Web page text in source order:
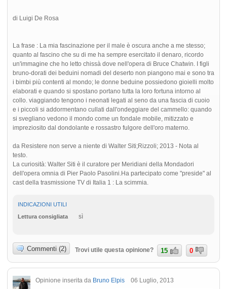
di Luigi De Rosa
La frase : La mia fascinazione per il male è oscura anche a me stesso;
quanto al fascino che su di me ha sempre esercitato il denaro, ricordo
un'immagine che ho letto chissà dove nell'opera di Bruce Chatwin. I figli
bruno-dorati dei beduini nomadi del deserto non piangono mai e sono tra
i bimbi più contenti al mondo; le donne beduine possiedono gioielli molto
elaborati e quando si spostano portano tutta la loro fortuna intorno al
collo. viaggiando tengono i neonati legati al seno da una fascia di cuoio
e i piccoli si addormentano cullati dall'ondeggiare del cammello: quando
si svegliano vedono il mondo come un fondale mobile, mitizzato e
impreziosito dal dondolante e rossastro fulgore dell'oro materno.
da Resistere non serve a niente di Walter Siti;Rizzoli; 2013 - Nota al
testo.
La curiosità: Walter Siti è il curatore per Meridiani della Mondadori
dell'opera omnia di Pier Paolo Pasolini.Ha partecipato come "preside" al
cast della trasmissione TV di Italia 1 : La scimmia.
INDICAZIONI UTILI
Lettura consigliata
sì
Commenti (2) Trovi utile questa opinione? 15 0
Opinione inserita da Bruno Elpis 06 Luglio, 2013